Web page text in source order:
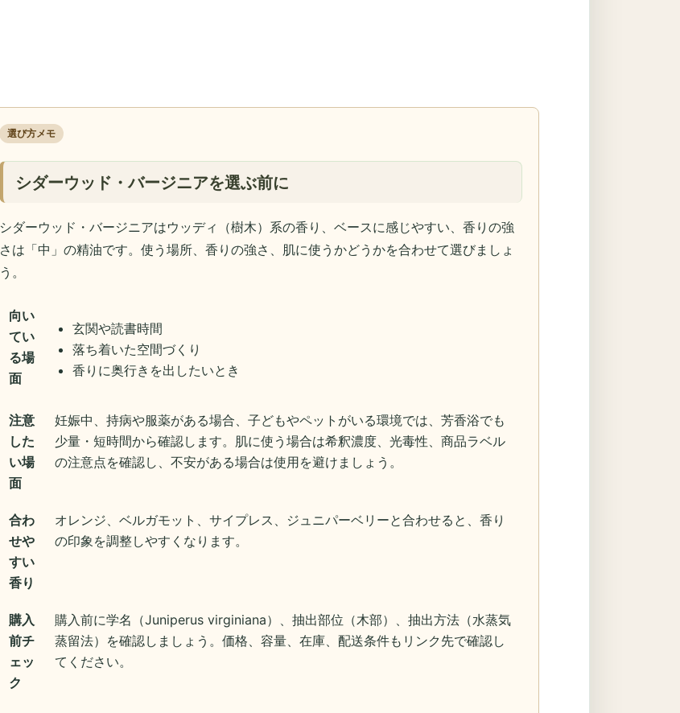
選び方メモ
シダーウッド・バージニアを選ぶ前に
シダーウッド・バージニアはウッディ（樹木）系の香り、ベースに感じやすい、香りの強
さは「中」の精油です。使う場所、香りの強さ、肌に使うかどうかを合わせて選びましょ
う。
向い
てい
る場
面
玄関や読書時間
落ち着いた空間づくり
香りに奥行きを出したいとき
注意
した
い場
面
妊娠中、持病や服薬がある場合、子どもやペットがいる環境では、芳香浴でも
少量・短時間から確認します。肌に使う場合は希釈濃度、光毒性、商品ラベル
の注意点を確認し、不安がある場合は使用を避けましょう。
合わ
せや
すい
香り
オレンジ、ベルガモット、サイプレス、ジュニパーベリーと合わせると、香り
の印象を調整しやすくなります。
購入
前チ
ェッ
ク
購入前に学名（Juniperus virginiana）、抽出部位（木部）、抽出方法（水蒸気
蒸留法）を確認しましょう。価格、容量、在庫、配送条件もリンク先で確認し
てください。